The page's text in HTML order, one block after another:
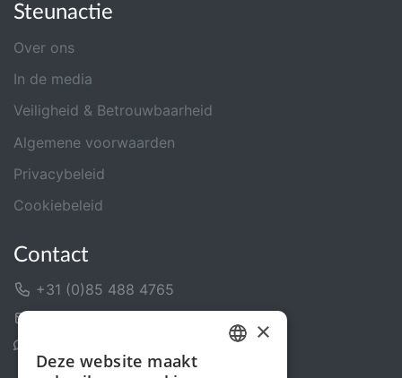
Steunactie
Over ons
In de media
Veiligheid & Betrouwbaarheid
Algemene voorwaarden
Privacybeleid
Cookiebeleid
Contact
+31 (0)85 488 4765
×
Deze website maakt